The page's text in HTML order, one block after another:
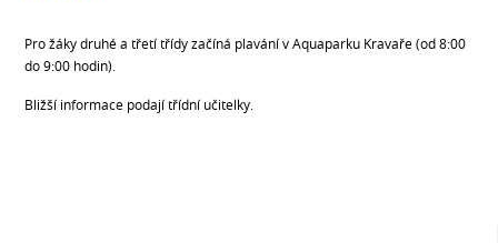
Pro žáky druhé a třetí třídy začíná plavání v Aquaparku Kravaře (od 8:00
do 9:00 hodin).
Bližší informace podají třídní učitelky.